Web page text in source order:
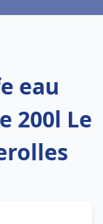
eau
200l Le